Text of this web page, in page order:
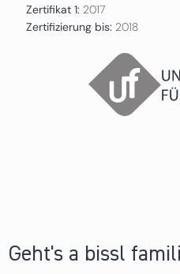
Zertifikat 1: 2017
Zertifizierung bis: 2018
Geht's a bissl